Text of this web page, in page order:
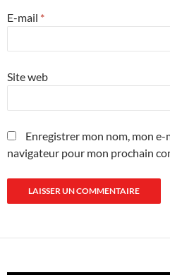
E-mail *
Site web
Enregistrer mon nom, mon
navigateur pour mon prochain